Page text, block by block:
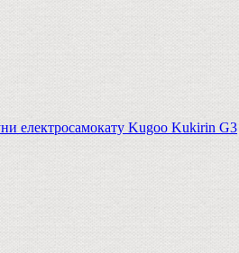
електросамокату Kugoo Kukirin G3